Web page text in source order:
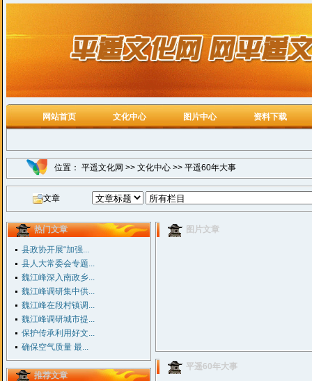
网站首页 文化中心 图片中心 资料下载
位置： 平遥文化网 >> 文化中心 >> 平遥60年大事
文章
热门文章
县政协开展“加强...
县人大常委会专题...
魏江峰深入南政乡...
魏江峰调研集中供...
魏江峰在段村镇调...
魏江峰调研城市提...
保护传承利用好文...
确保空气质量 最...
推荐文章
图片文章
平遥60年大事